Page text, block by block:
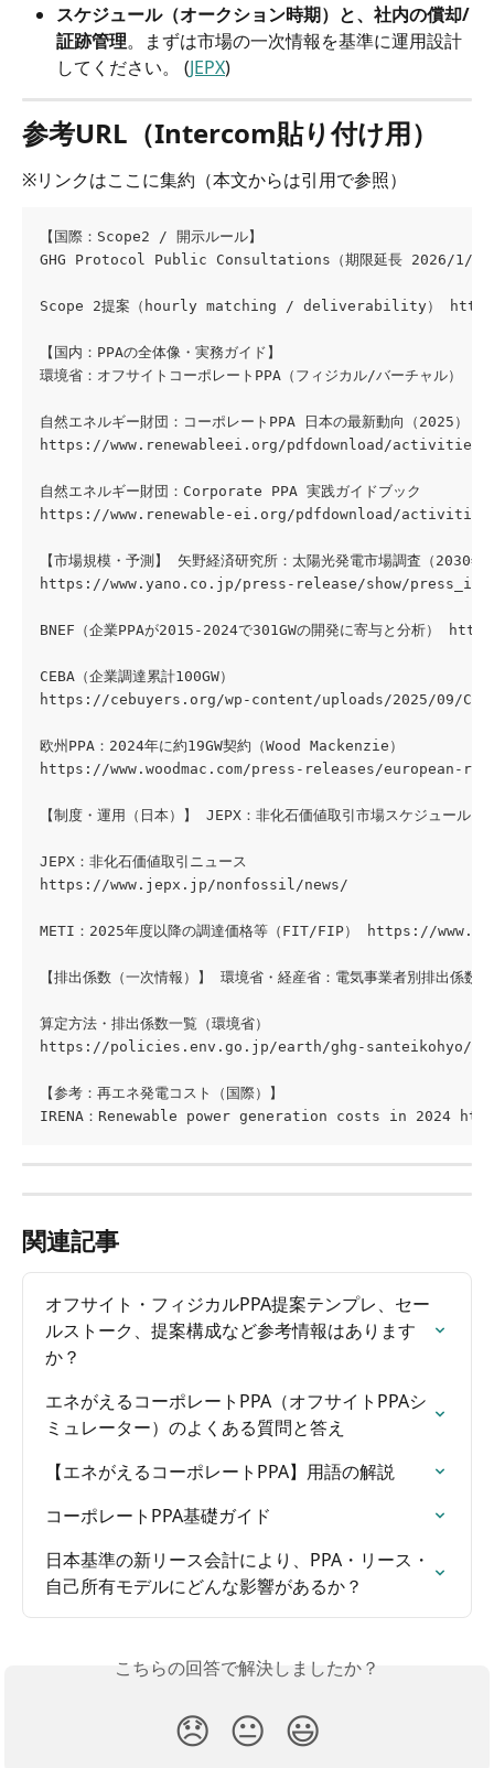
スケジュール（オークション時期）と、社内の償却/
証跡管理。まずは市場の一次情報を基準に運用設計
してください。 (JEPX)
参考URL（Intercom貼り付け用）
※リンクはここに集約（本文からは引用で参照）
【国際：Scope2 / 開示ルール】
GHG Protocol Public Consultations（期限延長
Scope 2提案（hourly matching / deliverability）
【国内：PPAの全体像・実務ガイド】
環境省：オフサイトコーポレートPPA（フィジカル/バ
自然エネルギー財団：コーポレートPPA 日本の最新動向（2025）
https://www.renewableei.org/pdfdownload/activities/
自然エネルギー財団：Corporate PPA 実践ガイドブック
https://www.renewable-ei.org/pdfdownload/activities/
【市場規模・予測】 矢野経済研究所：太陽光発電市場調査（2030
https://www.yano.co.jp/press-release/show/
BNEF（企業PPAが2015-2024で301GWの開発に寄与
CEBA（企業調達累計100GW）
https://cebuyers.org/wp-content/uploads/2025/09/
欧州PPA：2024年に約19GW契約（Wood Mackenzie）
https://www.woodmac.com/press-releases/european-
【制度・運用（日本）】 JEPX：非化石価値取引市場ス
JEPX：非化石価値取引ニュース
https://www.jepx.jp/nonfossil/news/
METI：2025年度以降の調達価格等（FIT/FIP） https://
【排出係数（一次情報）】 環境省・経産省：電気事業
算定方法・排出係数一覧（環境省）
https://policies.env.go.jp/earth/ghg-santeikohyo/
【参考：再エネ発電コスト（国際）】
IRENA：Renewable power generation costs in 2024
関連記事
オフサイト・フィジカルPPA提案テンプレ、セー
ルストーク、提案構成など参考情報はあります
か？
エネがえるコーポレートPPA（オフサイトPPAシ
ミュレーター）のよくある質問と答え
【エネがえるコーポレートPPA】用語の解説
コーポレートPPA基礎ガイド
日本基準の新リース会計により、PPA・リース・
自己所有モデルにどんな影響があるか？
こちらの回答で解決しましたか？
😞 😐 😃